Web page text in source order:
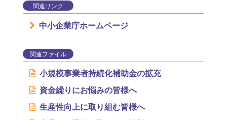
関連リンク
中小企業庁ホームページ
関連ファイル
小規模事業者持続化補助金の拡充
資金繰りにお悩みの皆様へ
生産性向上に取り組む皆様へ